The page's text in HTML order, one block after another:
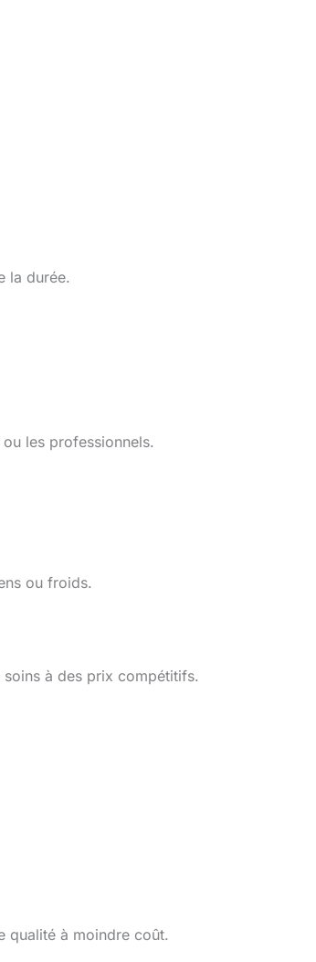
la durée.
les professionnels.
ou froids.
à des prix compétitifs.
qualité à moindre coût.